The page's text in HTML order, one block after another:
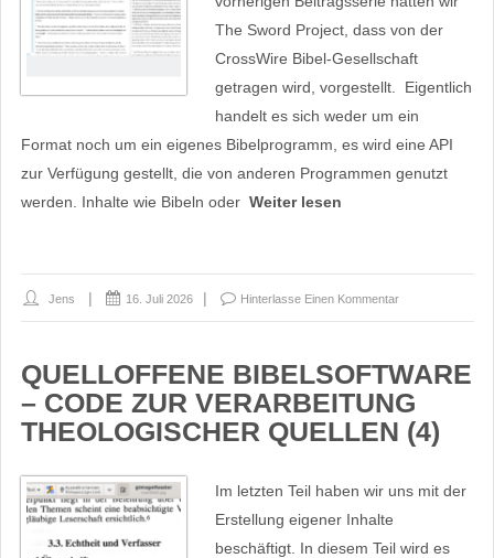
The Sword Project, dass von der
CrossWire Bibel-Gesellschaft
getragen wird, vorgestellt. Eigentlich
handelt es sich weder um ein
Format noch um ein eigenes Bibelprogramm, es wird eine API
zur Verfügung gestellt, die von anderen Programmen genutzt
werden. Inhalte wie Bibeln oder Weiter lesen
Jens 16. Juli 2026 Hinterlasse Einen Kommentar
QUELLOFFENE BIBELSOFTWARE
– CODE ZUR VERARBEITUNG
THEOLOGISCHER QUELLEN (4)
Im letzten Teil haben wir uns mit der
Erstellung eigener Inhalte
beschäftigt. In diesem Teil wird es